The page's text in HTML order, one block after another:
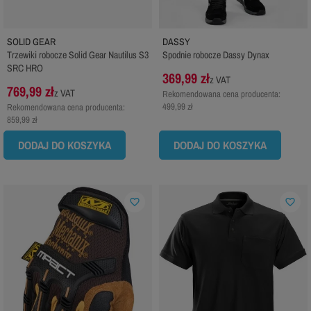
SOLID GEAR
Trzewiki robocze Solid Gear Nautilus S3
SRC HRO
769,99 złz VAT
Rekomendowana cena producenta:
859,99 zł
DODAJ DO KOSZYKA
DASSY
Spodnie robocze Dassy Dynax
369,99 złz VAT
Rekomendowana cena producenta:
499,99 zł
DODAJ DO KOSZYKA
favorite_border favorite_border